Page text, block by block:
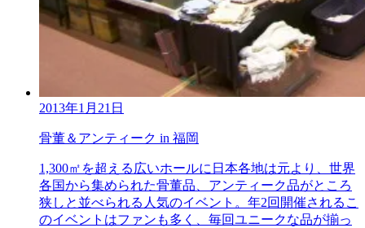
2013年1月21日
骨董＆アンティーク in 福岡
1,300㎡を超える広いホールに日本各地は元より、世界
各国から集められた骨董品、アンティーク品がところ
狭しと並べられる人気のイベント。年2回開催されるこ
のイベントはファンも多く、毎回ユニークな品が揃っ